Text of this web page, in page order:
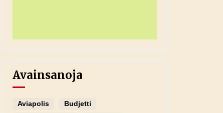
Avainsanoja
Aviapolis
Budjetti